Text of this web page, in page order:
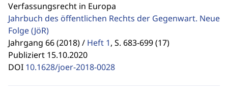
Verfassungsrecht in Europa
Jahrbuch des öffentlichen Rechts der Gegenwart. Neue
Folge(JöR)
Jahrgang 66 (2018) / Heft 1, S. 683-699 (17)
Publiziert 15.10.2020
DOI 10.1628/joer-2018-0028